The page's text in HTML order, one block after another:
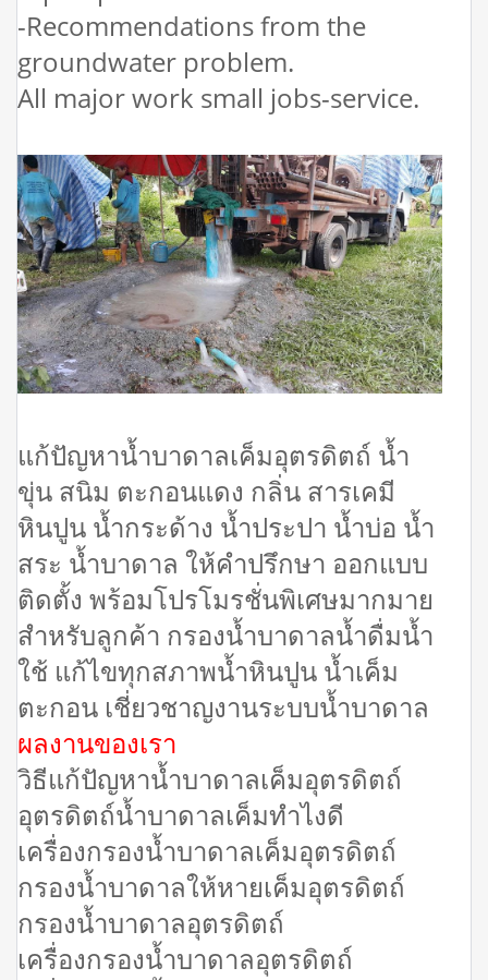
-Recommendations from the
groundwater problem.
All major work small jobs-service.
แก้ปัญหาน้ำบาดาลเค็มอุตรดิตถ์ น้ำ
ขุ่น สนิม ตะกอนแดง กลิ่น สารเคมี
หินปูน น้ำกระด้าง น้ำประปา น้ำบ่อ น้ำ
สระ น้ำบาดาล ให้คำปรึกษา ออกแบบ
ติดตั้ง พร้อมโปรโมรชั่นพิเศษมากมาย
สำหรับลูกค้า กรองน้ำบาดาลน้ำดื่มน้ำ
ใช้ แก้ไขทุกสภาพน้ำหินปูน น้ำเค็ม
ตะกอน เชี่ยวชาญงานระบบน้ำบาดาล
ผลงานของเรา
วิธีแก้ปัญหาน้ำบาดาลเค็มอุตรดิตถ์
อุตรดิตถ์น้ำบาดาลเค็มทำไงดี
เครื่องกรองน้ำบาดาลเค็มอุตรดิตถ์
กรองน้ำบาดาลให้หายเค็มอุตรดิตถ์
กรองน้ำบาดาลอุตรดิตถ์
เครื่องกรองน้ำบาดาลอุตรดิตถ์